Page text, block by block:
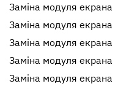
Заміна модуля екрана
Заміна модуля екрана
Заміна модуля екрана
Заміна модуля екрана
Заміна модуля екрана